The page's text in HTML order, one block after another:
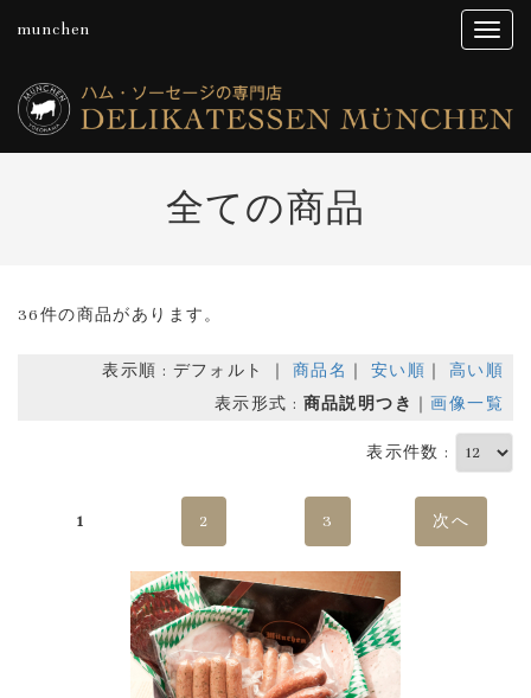
munchen
全ての商品
36件の商品があります。
表示順 : デフォルト ｜ 商品名 安い順
高い順
表示形式 : 商品説明つき 画像一覧
表示件数 :
1 2 3 次へ